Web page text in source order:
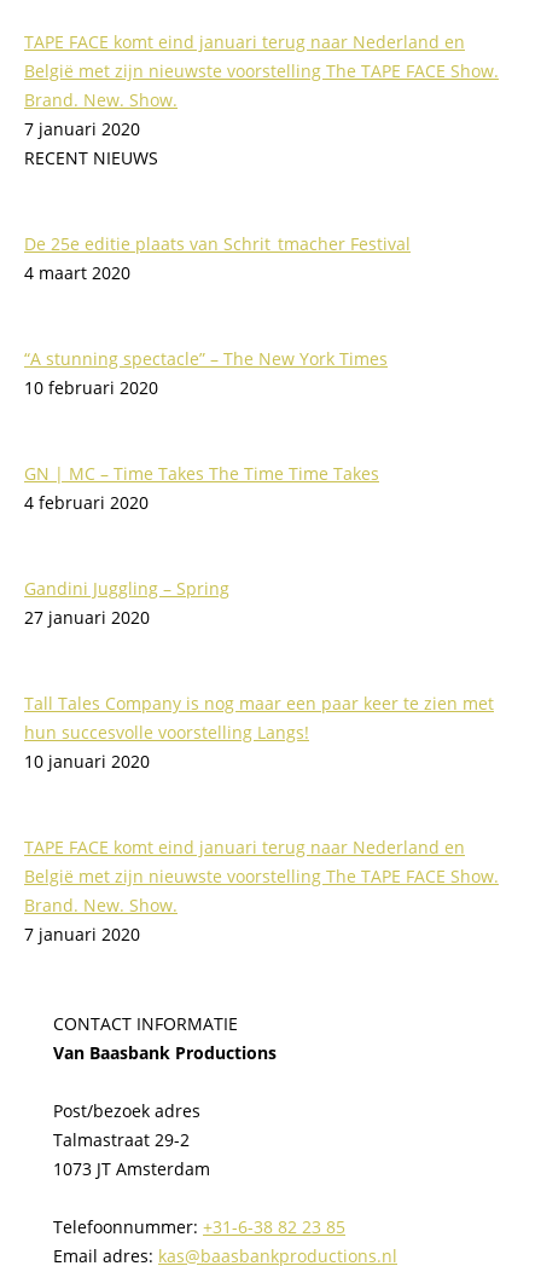
TAPE FACE komt eind januari terug naar Nederland en
België met zijn nieuwste voorstelling The TAPE FACE Show.
Brand. New. Show.
7 januari 2020
RECENT NIEUWS
De 25e editie plaats van Schrit_tmacher Festival
4 maart 2020
“A stunning spectacle” – The New York Times
10 februari 2020
GN | MC – Time Takes The Time Time Takes
4 februari 2020
Gandini Juggling – Spring
27 januari 2020
Tall Tales Company is nog maar een paar keer te zien met
hun succesvolle voorstelling Langs!
10 januari 2020
TAPE FACE komt eind januari terug naar Nederland en
België met zijn nieuwste voorstelling The TAPE FACE Show.
Brand. New. Show.
7 januari 2020
CONTACT INFORMATIE
Van Baasbank Productions
Post/bezoek adres
Talmastraat 29-2
1073 JT Amsterdam
Telefoonnummer: +31-6-38 82 23 85
Email adres: kas@baasbankproductions.nl